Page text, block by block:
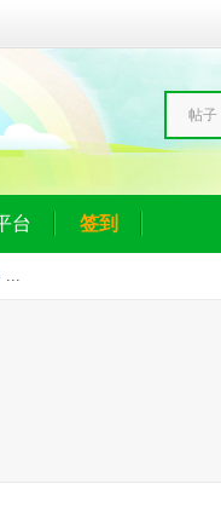
帖子
台 签到
...